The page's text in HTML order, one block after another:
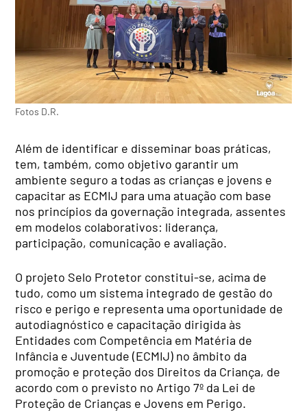
Fotos D.R.
Além de identificar e disseminar boas práticas,
tem, também, como objetivo garantir um
ambiente seguro a todas as crianças e jovens e
capacitar as ECMIJ para uma atuação com base
nos princípios da governação integrada, assentes
em modelos colaborativos: liderança,
participação, comunicação e avaliação.
O projeto Selo Protetor constitui-se, acima de
tudo, como um sistema integrado de gestão do
risco e perigo e representa uma oportunidade de
autodiagnóstico e capacitação dirigida às
Entidades com Competência em Matéria de
Infância e Juventude (ECMIJ) no âmbito da
promoção e proteção dos Direitos da Criança, de
acordo com o previsto no Artigo 7º da Lei de
Proteção de Crianças e Jovens em Perigo.